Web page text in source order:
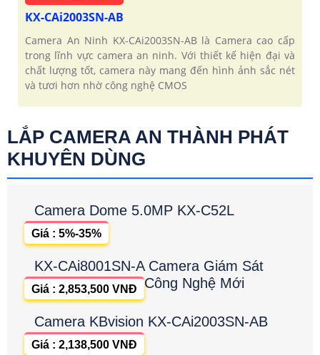
KX-CAi2003SN-AB
Camera An Ninh KX-CAi2003SN-AB là Camera cao cấp
trong lĩnh vực camera an ninh. Với thiết kế hiện đại và
chất lượng tốt, camera này mang đến hình ảnh sắc nét
và tươi hơn nhờ công nghệ CMOS
LẮP CAMERA AN THÀNH PHÁT
KHUYÊN DÙNG
Camera Dome 5.0MP KX-C52L
Giá : 5%-35%
KX-CAi8001SN-A Camera Giám Sát
Công Nghệ Mới
Giá : 2,853,500 VNĐ
Camera KBvision KX-CAi2003SN-AB
Giá : 2,138,500 VNĐ